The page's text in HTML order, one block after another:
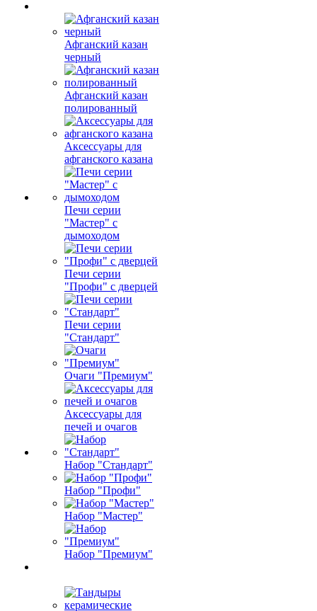
Афганский казан
черный
Афганский казан
полированный
Аксессуары для
афганского казана
Печи серии
"Мастер" с
дымоходом
Печи серии
"Профи" с дверцей
Печи серии
"Стандарт"
Очаги "Премиум"
Аксессуары для
печей и очагов
Набор "Стандарт"
Набор "Профи"
Набор "Мастер"
Набор "Премиум"